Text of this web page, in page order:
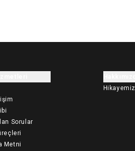
Sorular
Metni
Hikayemiz